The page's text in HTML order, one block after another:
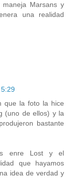
Marsans y
una realidad
que la foto la hice
(uno de ellos) y la
bastante
enre Lost y el
que hayamos
idea de verdad y